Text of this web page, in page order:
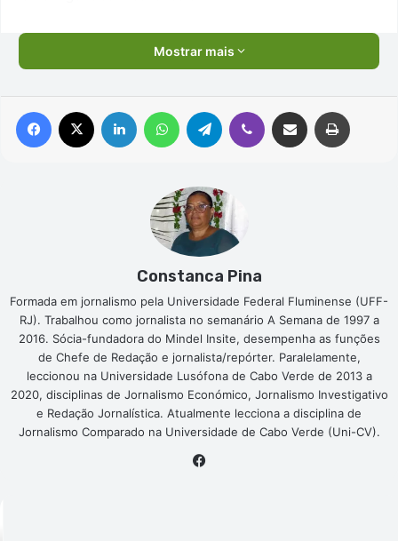
Mostrar mais
Facebook Linkedin WhatsAppTelegram Viber Compartilhar via e-mail
Constanca Pina
Formada em jornalismo pela Universidade Federal Fluminense (UFF-
RJ). Trabalhou como jornalista no semanário A Semana de 1997 a
2016. Sócia-fundadora do Mindel Insite, desempenha as funções
de Chefe de Redação e jornalista/repórter. Paralelamente,
leccionou na Universidade Lusófona de Cabo Verde de 2013 a
2020, disciplinas de Jornalismo Económico, Jornalismo Investigativo
e Redação Jornalística. Atualmente lecciona a disciplina de
Jornalismo Comparado na Universidade de Cabo Verde (Uni-CV).